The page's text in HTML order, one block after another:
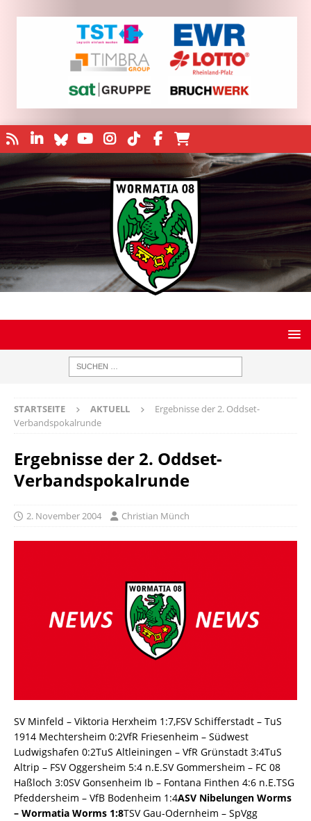
STARTSEITE AKTUELL
Ergebnisse der 2. Oddset-
Verbandspokalrunde
Ergebnisse der 2. Oddset-
Verbandspokalrunde
2. November 2004 Christian Münch
SV Minfeld – Viktoria Herxheim 1:7,FSV Schifferstadt – TuS
1914 Mechtersheim 0:2VfR Friesenheim – Südwest
Ludwigshafen 0:2TuS Altleiningen – VfR Grünstadt 3:4TuS
Altrip – FSV Oggersheim 5:4 n.E.SV Gommersheim – FC 08
Haßloch 3:0SV Gonsenheim Ib – Fontana Finthen 4:6 n.E.TSG
Pfeddersheim – VfB Bodenheim 1:4ASV Nibelungen Worms
– Wormatia Worms 1:8TSV Gau-Odernheim – SpVgg